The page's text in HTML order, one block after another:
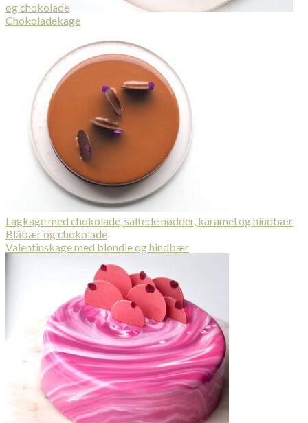
og chokolade
Chokoladekage
Lagkage med chokolade, saltede nødder, karamel og hindbær
Blåbær og chokolade
Valentinskage med blondie og hindbær